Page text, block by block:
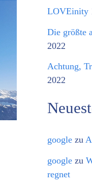
LOVEinity
Die größte
2022
Achtung,
2022
google zu
google zu
regnet
i
n